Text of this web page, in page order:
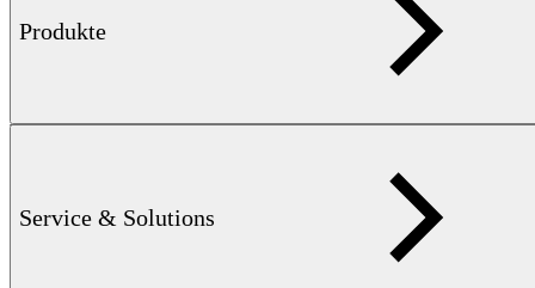
Produkte
Service & Solutions
DATA2LINE BASIC
Auswertungssoftware für ortsbezogene geophysikalische Messdaten